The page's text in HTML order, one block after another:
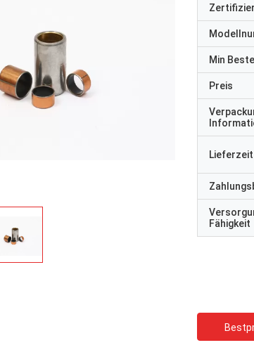
Min
Preis
Lieferzeit
Fähigkeit